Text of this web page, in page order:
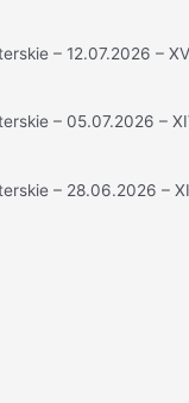
– 12.07.2026 –
– 05.07.2026 –
– 28.06.2026 –